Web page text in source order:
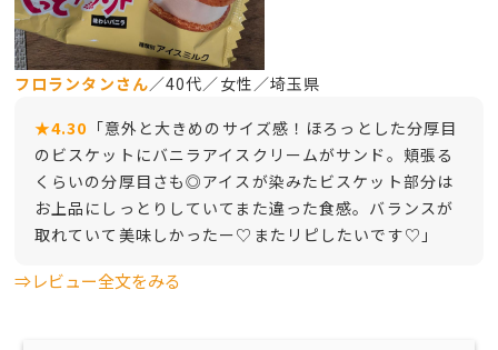
フロランタンさん／40代／女性／埼玉県
★4.30 「意外と大きめのサイズ感！ほろっとした分厚目
のビスケットにバニラアイスクリームがサンド。頬張る
くらいの分厚目さも◎アイスが染みたビスケット部分は
お上品にしっとりしていてまた違った食感。バランスが
取れていて美味しかったー♡またリピしたいです♡」
⇒レビュー全文をみる